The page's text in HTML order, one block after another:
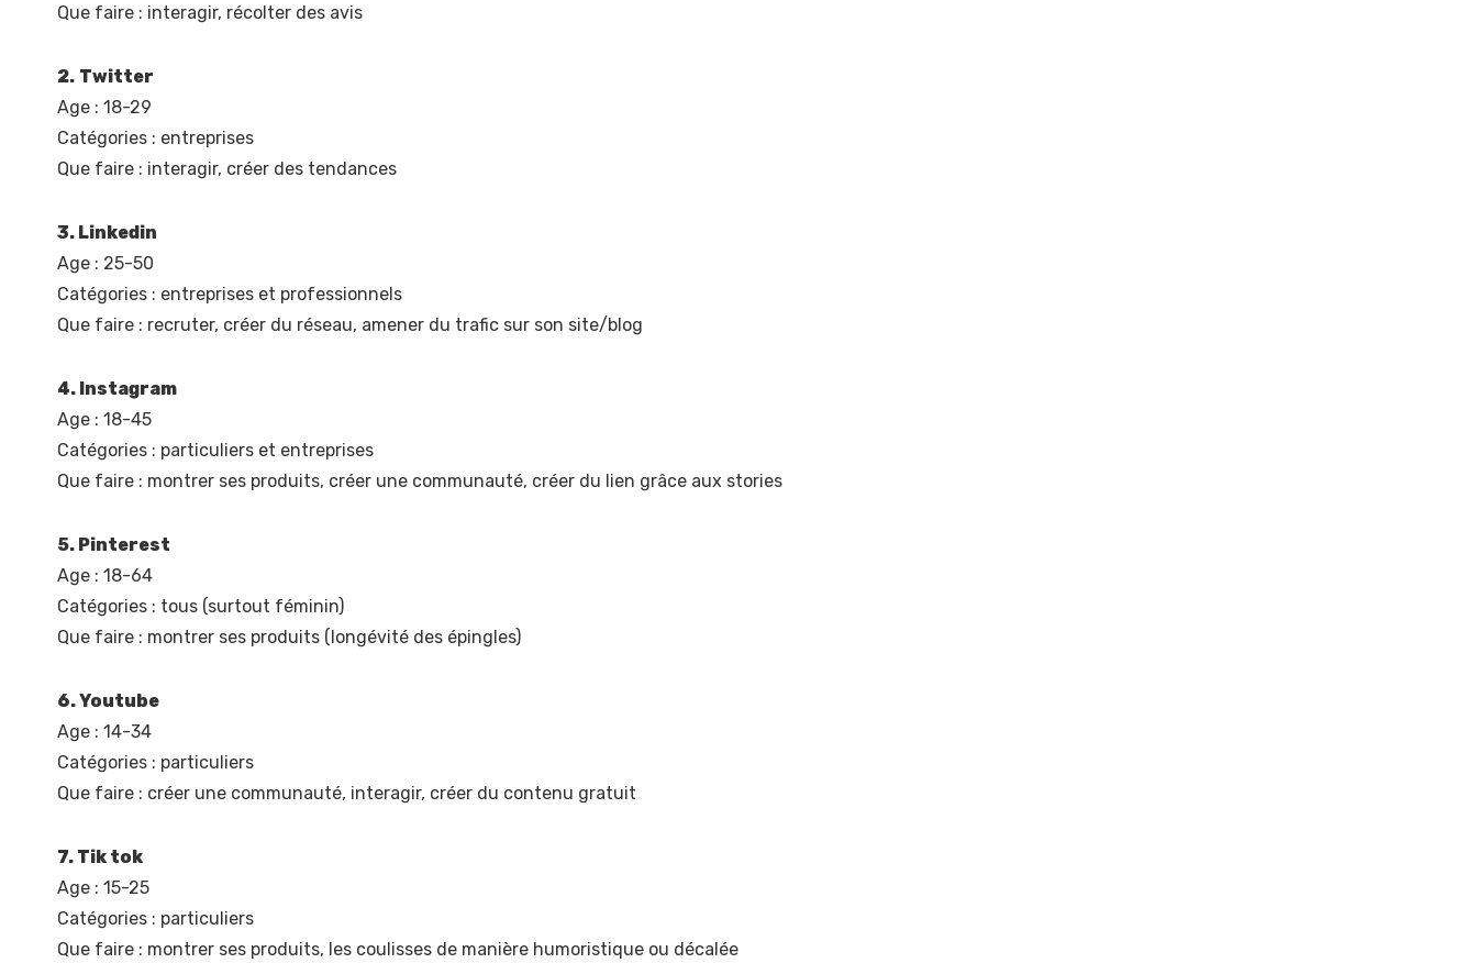
Que faire : interagir, récolter des avis
2. Twitter
Age : 18-29
Catégories : entreprises
Que faire : interagir, créer des tendances
3. Linkedin
Age : 25-50
Catégories : entreprises et professionnels
Que faire : recruter, créer du réseau, amener du trafic sur son site/blog
4. Instagram
Age : 18-45
Catégories : particuliers et entreprises
Que faire : montrer ses produits, créer une communauté, créer du lien grâce aux stories
5. Pinterest
Age : 18-64
Catégories : tous (surtout féminin)
Que faire : montrer ses produits (longévité des épingles)
6. Youtube
Age : 14-34
Catégories : particuliers
Que faire : créer une communauté, interagir, créer du contenu gratuit
7. Tik tok
Age : 15-25
Catégories : particuliers
Que faire : montrer ses produits, les coulisses de manière humoristique ou décalée